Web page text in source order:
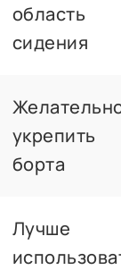
область
сидения
укрепить
борта
Лучше